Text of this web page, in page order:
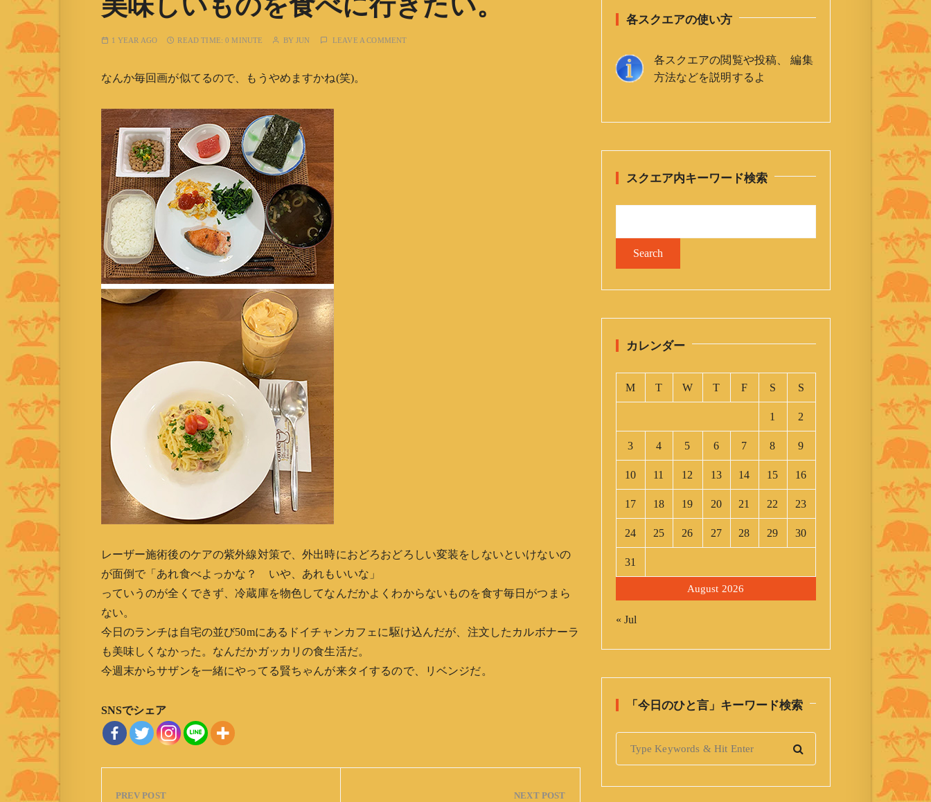
1 YEAR AGO READ TIME:0 MINUTE BYJUN LEAVE A COMMENT
なんか毎回画が似てるので、もうやめますかね(笑)。
レーザー施術後のケアの紫外線対策で、外出時におどろおどろしい変装をしないといけないの
が面倒で「あれ食べよっかな？ いや、あれもいいな」
っていうのが全くできず、冷蔵庫を物色してなんだかよくわからないものを食す毎日がつまら
ない。
今日のランチは自宅の並び50mにあるドイチャンカフェに駆け込んだが、注文したカルボナーラ
も美味しくなかった。なんだかガッカリの食生活だ。
今週末からサザンを一緒にやってる賢ちゃんが来タイするので、リベンジだ。
SNSでシェア
PREV POST NEXT POST
各スクエアの使い方
各スクエアの閲覧や投稿、 編集
方法などを説明するよ
スクエア内キーワード検索
カレンダー
August 2026
M T W T F S S
1 2
3 4 5 6 7 8 9
10 11 12 13 14 15 16
17 18 19 20 21 22 23
24 25 26 27 28 29 30
31
« Jul
「今日のひと言」キーワード検索